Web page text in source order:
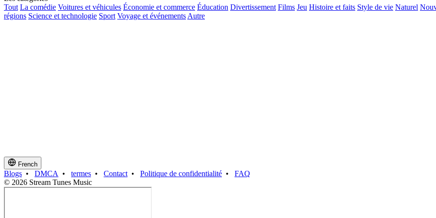
Tout La comédie Voitures et véhicules Économie et commerce Éducation Divertissement Films Jeu Histoire et faits Style de vie Naturel
régions Science et technologie Sport Voyage et événements Autre
French
Blogs • DMCA • termes • Contact • Politique de confidentialité • FAQ
© 2026 Stream Tunes Music